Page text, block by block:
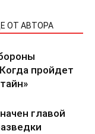
ОТ АВТОРА
пройдет
главой